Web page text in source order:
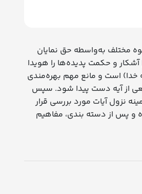
مختلف به‌واسطه حق نمایان
و حکمت پدیده‌ها را هویدا
خدا) است و مانع مهم بهره‌مندی
از آیه دست پیدا شود. سپس
نزول آیات مورد بررسی قرار
و پس از دسته بندی، مفاهیم